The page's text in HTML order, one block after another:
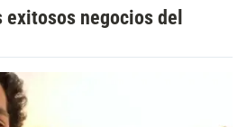
exitosos negocios del